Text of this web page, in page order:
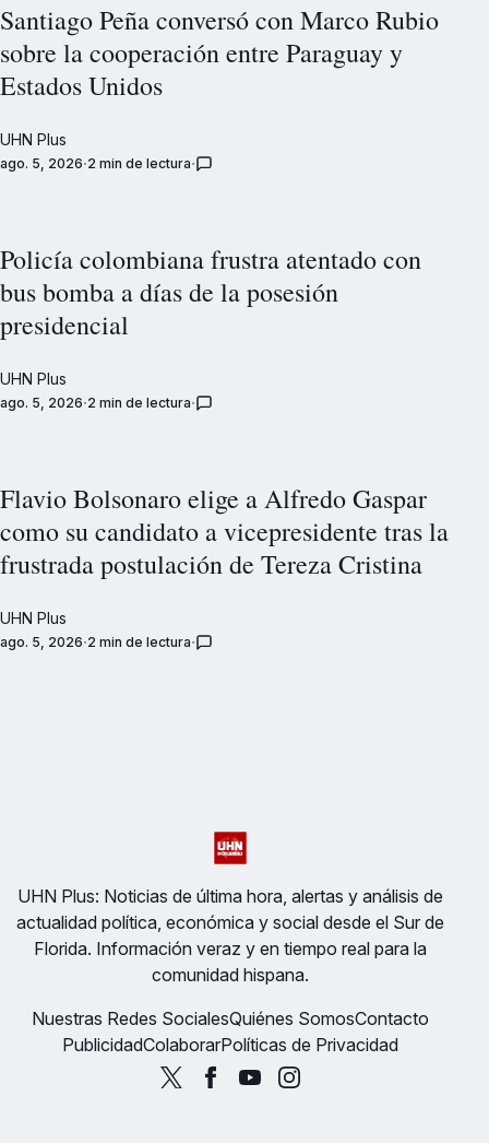
Santiago Peña conversó con Marco Rubio
sobre la cooperación entre Paraguay y
Estados Unidos
UHN Plus
ago. 5, 2026 2 min de lectura
Policía colombiana frustra atentado con
bus bomba a días de la posesión
presidencial
UHN Plus
ago. 5, 2026 2 min de lectura
Flavio Bolsonaro elige a Alfredo Gaspar
como su candidato a vicepresidente tras la
frustrada postulación de Tereza Cristina
UHN Plus
ago. 5, 2026 2 min de lectura
UHN Plus: Noticias de última hora, alertas y análisis de
actualidad política, económica y social desde el Sur de
Florida. Información veraz y en tiempo real para la
comunidad hispana.
Nuestras Redes SocialesQuiénes SomosContacto
PublicidadColaborarPolíticas de Privacidad